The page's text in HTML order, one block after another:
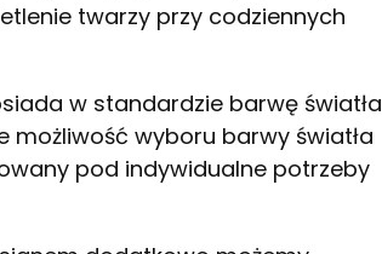
twarzy przy codziennych
w standardzie barwę światła
możliwość wyboru barwy światła
pod indywidualne potrzeby